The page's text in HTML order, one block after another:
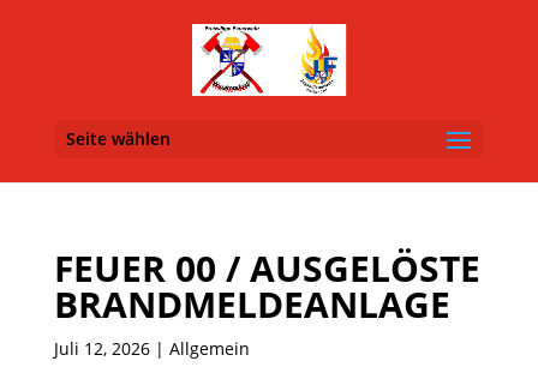
Seite wählen
FEUER 00 / AUSGELÖSTE
BRANDMELDEANLAGE
Juli 12, 2026| Allgemein